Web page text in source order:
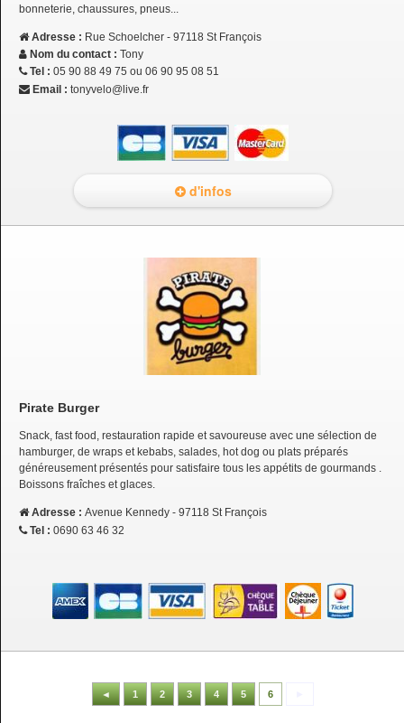
bonneterie, chaussures, pneus...
Adresse : Rue Schoelcher - 97118 St François
Nom du contact : Tony
Tel : 05 90 88 49 75 ou 06 90 95 08 51
Email : tonyvelo@live.fr
d'infos
Pirate Burger
Snack, fast food, restauration rapide et savoureuse avec une sélection de
hamburger, de wraps et kebabs, salades, hot dog ou plats préparés
généreusement présentés pour satisfaire tous les appétits de gourmands .
Boissons fraîches et glaces.
Adresse : Avenue Kennedy - 97118 St François
Tel : 0690 63 46 32
◄ 1 2 3 4 5 6